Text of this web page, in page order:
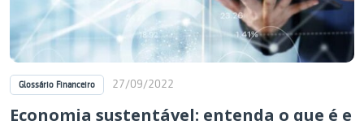
Glossário Financeiro 27/09/2022
Economia sustentável: entenda o que é e